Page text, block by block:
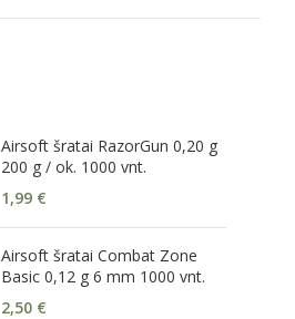
Airsoft šratai RazorGun 0,20 g
200 g / ok. 1000 vnt.
1,99 €
Airsoft šratai Combat Zone
Basic 0,12 g 6 mm 1000 vnt.
2,50 €